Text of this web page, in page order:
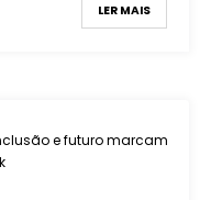
LER MAIS
e futuro marcam